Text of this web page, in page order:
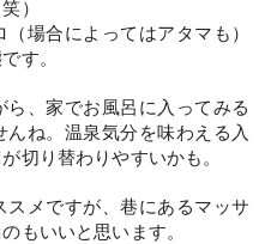
）
場合によってはアタマも）
す。
、家でお風呂に入ってみる
ね。温泉気分を味わえる入
切り替わりやすいかも。
メですが、巷にあるマッサ
もいいと思います。